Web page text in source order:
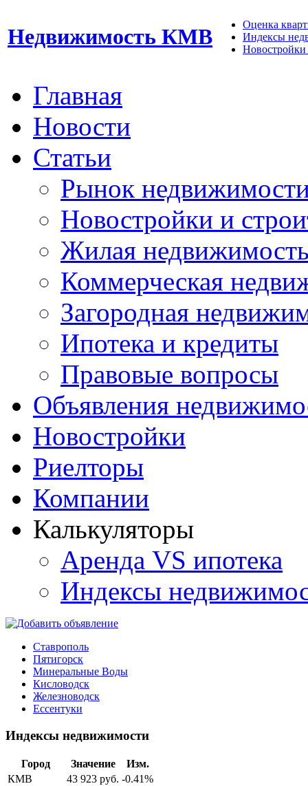
Недвижимость КМВ
Оценка
Индексы
Новостройки
Главная
Новости
Статьи
Рынок
Новостройки и
Жилая
Коммерческая
Загородная
Ипотека и кредиты
Правовые вопросы
Объявления
Новостройки
Риелторы
Компании
Калькуляторы
Аренда VS ипотека
Индексы
Ставрополь
Пятигорск
Минеральные Воды
Кисловодск
Железноводск
Ессентуки
Индексы недвижимости
Город Значение
Изм.
КМВ
43 923 руб. -0.41%